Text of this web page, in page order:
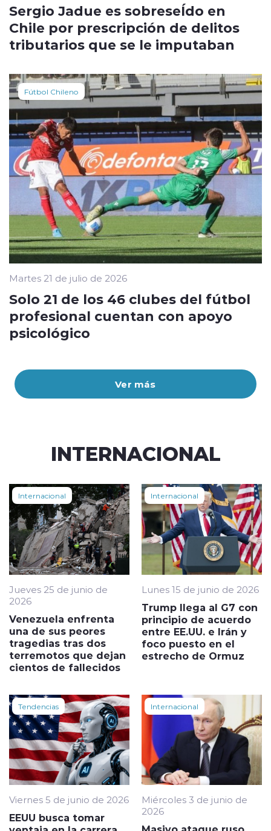
Ver más
Sergio Jadue es sobreseÍdo en
Chile por prescripción de delitos
tributarios que se le imputaban
Fútbol Chileno
Martes 21 de julio de 2026
Solo 21 de los 46 clubes del fútbol
profesional cuentan con apoyo
psicológico
INTERNACIONAL
Internacional
Jueves 25 de junio de
2026
Venezuela enfrenta
una de sus peores
tragedias tras dos
terremotos que dejan
cientos de fallecidos
Internacional
Lunes 15 de junio de 2026
Trump llega al G7 con
principio de acuerdo
entre EE.UU. e Irán y
foco puesto en el
estrecho de Ormuz
Tendencias
Viernes 5 de junio de 2026
EEUU busca tomar
Internacional
Miércoles 3 de junio de
2026